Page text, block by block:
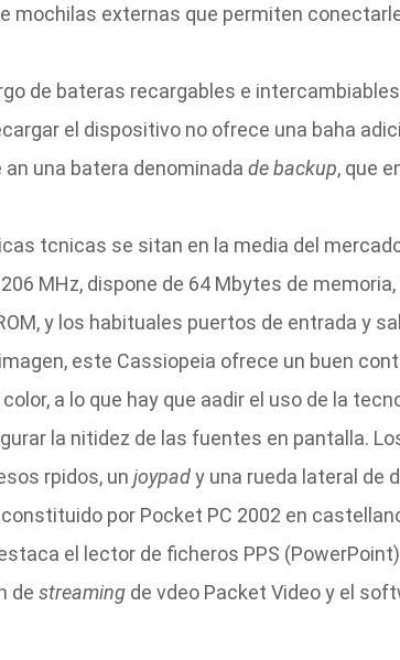
mochilas externas que permiten
de bateras recargables e
el dispositivo no ofrece una baha
una batera denominada de backup, que
tcnicas se sitan en la media del
MHz, dispone de 64 Mbytes de
y los habituales puertos de entrada y
este Cassiopeia ofrece un buen
a lo que hay que aadir el uso de la
la nitidez de las fuentes en pantalla.
rpidos, un joypady una rueda lateral de
por Pocket PC 2002 en
el lector de ficheros PPS
de streamingde vdeo Packet Video y el